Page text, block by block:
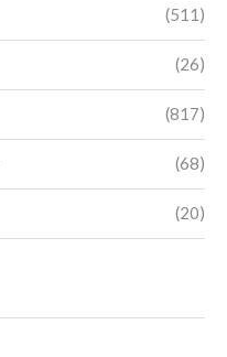
(511)
(26)
(817)
(68)
(20)